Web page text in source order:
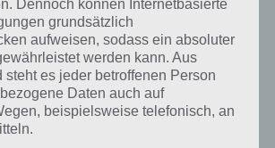
Tower Dwellers Gold
Eindruck von Tower Dwellers Gold
wir noch das offiziellen Trailer Video zur App
ihr zahlreiche Gameplay Szenen aus dem Spiel.
Dennoch können Internetbasierte
grundsätzlich
aufweisen, sodass ein absoluter
werden kann. Aus
steht es jeder betroffenen Person
Daten auch auf
beispielsweise telefonisch, an